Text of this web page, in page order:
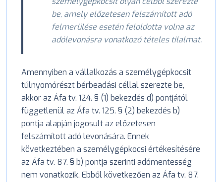
be, amely előzetesen felszámított adó
felmerülése esetén feloldotta volna az
adólevonásra vonatkozó tételes tilalmat.
Amennyiben a vállalkozás a személygépkocsit
túlnyomórészt bérbeadási céllal szerezte be,
akkor az Áfa tv. 124. § (1) bekezdés d) pontjától
függetlenül az Áfa tv. 125. § (2) bekezdés b)
pontja alapján jogosult az előzetesen
felszámított adó levonására. Ennek
következtében a személygépkocsi értékesítésére
az Áfa tv. 87. § b) pontja szerinti adómentesség
nem vonatkozik. Ebből következően az Áfa tv. 87.